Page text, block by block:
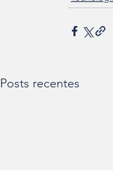
Posts recentes